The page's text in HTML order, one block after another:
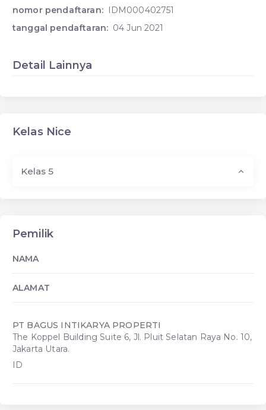
nomor pendaftaran: IDM000402751
tanggal pendaftaran: 04 Jun 2021
Detail Lainnya
Kelas Nice
Kelas 5
Pemilik
NAMA
ALAMAT
PT BAGUS INTIKARYA PROPERTI
The Koppel Building Suite 6, Jl. Pluit Selatan Raya No. 10,
Jakarta Utara.
ID